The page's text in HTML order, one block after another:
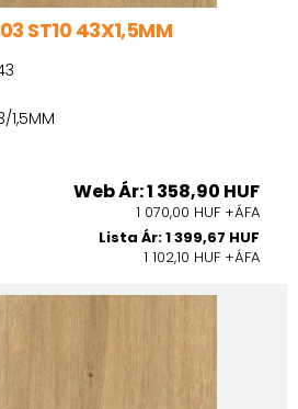
ST10 43X1,5MM
1,5MM
Web Ár: 1 358,90 HUF
1 070,00 HUF +ÁFA
Lista Ár: 1 399,67 HUF
1 102,10 HUF +ÁFA